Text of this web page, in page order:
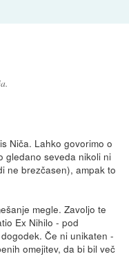
Niča. Lahko govorimo o
gledano seveda nikoli ni
ne brezčasen), ampak to
megle. Zavoljo te
Ex Nihilo - pod
Če ni unikaten -
omejitev, da bi bil več